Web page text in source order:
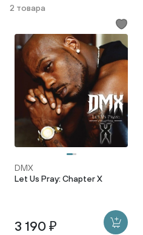
2 товара
DMX
Let Us Pray: Chapter X
3 190 ₽